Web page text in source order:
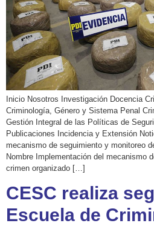
Inicio Nosotros Investigación Docencia
Criminología, Género y Sistema Penal
Gestión Integral de las Políticas de
Publicaciones Incidencia y Extensión
mecanismo de seguimiento y monitoreo
Nombre Implementación del mecanismo
crimen organizado […]
CESC realiza
Escuela de